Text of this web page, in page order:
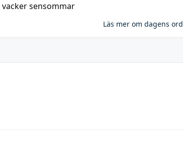
vacker sensommar
Läs mer om dagens ord